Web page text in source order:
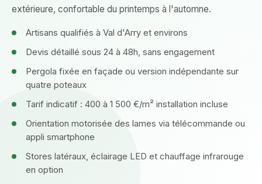
extérieure, confortable du printemps à l'automne.
Artisans qualifiés à Val d'Arry et environs
Devis détaillé sous 24 à 48h, sans engagement
Pergola fixée en façade ou version indépendante sur
quatre poteaux
Tarif indicatif : 400 à 1 500 €/m² installation incluse
Orientation motorisée des lames via télécommande ou
appli smartphone
Stores latéraux, éclairage LED et chauffage infrarouge
en option